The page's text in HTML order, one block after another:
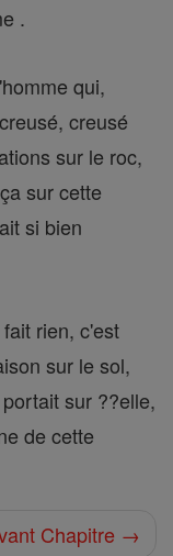
.
qui,
creusé
sur le roc,
sur cette
si bien
rien, c'est
sur le sol,
sur ??elle,
de cette
Chapitre →